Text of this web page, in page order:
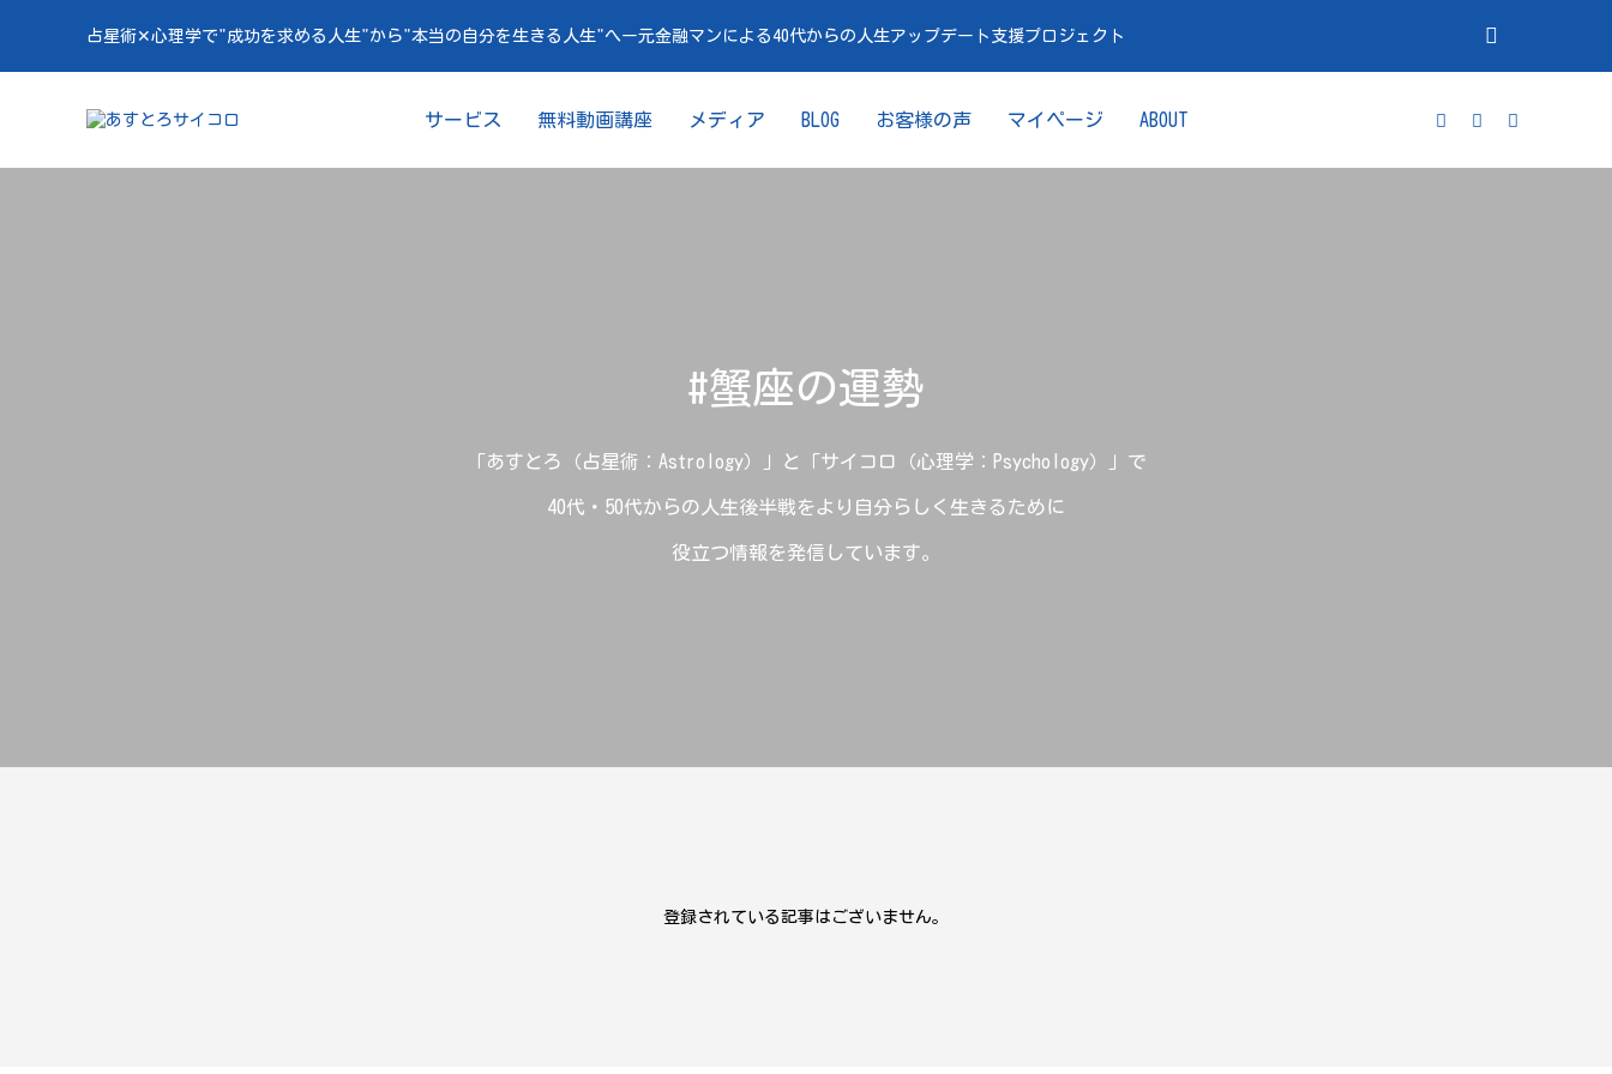
占星術✕心理学で"成功を求める人生"から"本当の自分を生きる人生"へー元金融マンによる40代からの人生アップデート支援プロジェクト
サービス 無料動画講座 メディア BLOG お客様の声 マイページ ABOUT
#蟹座の運勢
「あすとろ（占星術：Astrology）」と「サイコロ（心理学：Psychology）」で
40代・50代からの人生後半戦をより自分らしく生きるために
役立つ情報を発信しています。
登録されている記事はございません。